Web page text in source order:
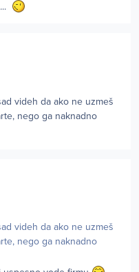
videh da ako ne uzmeš
nego ga naknadno
videh da ako ne uzmeš
nego ga naknadno